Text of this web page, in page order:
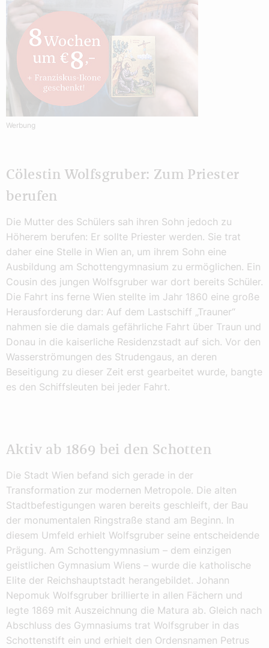
Werbung
Cölestin Wolfsgruber: Zum Priester
berufen
Die Mutter des Schülers sah ihren Sohn jedoch zu
Höherem berufen: Er sollte Priester werden. Sie trat
daher eine Stelle in Wien an, um ihrem Sohn eine
Ausbildung am Schottengymnasium zu ermöglichen. Ein
Cousin des jungen Wolfsgruber war dort bereits Schüler.
Die Fahrt ins ferne Wien stellte im Jahr 1860 eine große
Herausforderung dar: Auf dem Lastschiff „Trauner“
nahmen sie die damals gefährliche Fahrt über Traun und
Donau in die kaiserliche Residenzstadt auf sich. Vor den
Wasserströmungen des Strudengaus, an deren
Beseitigung zu dieser Zeit erst gearbeitet wurde, bangte
es den Schiffsleuten bei jeder Fahrt.
Aktiv ab 1869 bei den Schotten
Die Stadt Wien befand sich gerade in der
Transformation zur modernen Metropole. Die alten
Stadtbefestigungen waren bereits geschleift, der Bau
der monumentalen Ringstraße stand am Beginn. In
diesem Umfeld erhielt Wolfsgruber seine entscheidende
Prägung. Am Schottengymnasium – dem einzigen
geistlichen Gymnasium Wiens – wurde die katholische
Elite der Reichshauptstadt herangebildet. Johann
Nepomuk Wolfsgruber brillierte in allen Fächern und
legte 1869 mit Auszeichnung die Matura ab. Gleich nach
Abschluss des Gymnasiums trat Wolfsgruber in das
Schottenstift ein und erhielt den Ordensnamen Petrus